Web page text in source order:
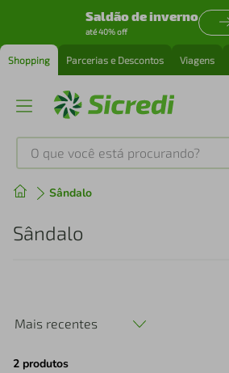
Saldão de inverno
até 40% off
Shopping Parcerias e Descontos Viagens
O que você está procurando?
Sândalo
Sândalo
Mais recentes
2 produtos
Produtos mais buscados
tenis
perfume
4º air fryer